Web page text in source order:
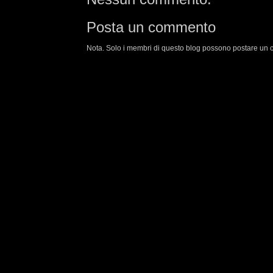
Posta un commento
Nota. Solo i membri di questo blog possono postare un